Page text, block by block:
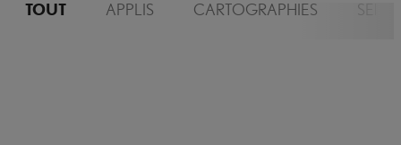
TOUT APPLIS CARTOGRAPHIES